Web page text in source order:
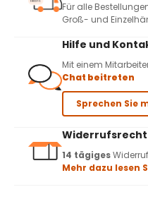
Für alle
Groß- und
Hilfe und
Mit einem
Chat beitreten
Sprechen Sie
Widerrufsrecht
14 tägiges
Mehr dazu lesen